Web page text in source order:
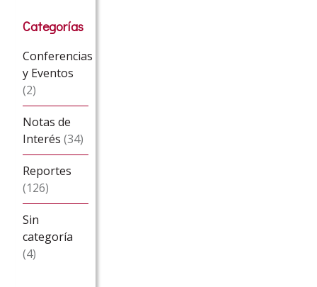
Categorías
Conferencias
y Eventos
(2)
Notas de
Interés (34)
Reportes
(126)
Sin
categoría
(4)